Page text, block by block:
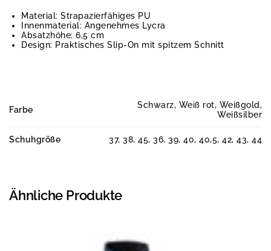
Material: Strapazierfähiges PU
Innenmaterial: Angenehmes Lycra
Absatzhöhe: 6,5 cm
Design: Praktisches Slip-On mit spitzem Schnitt
Farbe
Schwarz, Weiß rot, Weißgold,
Weißsilber
Schuhgröße 37, 38, 45, 36, 39, 40, 40,5, 42, 43, 44
Ähnliche Produkte